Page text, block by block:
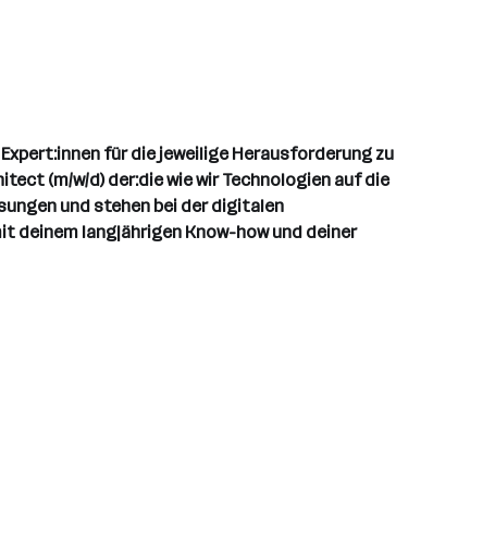
für die jeweilige Herausforderung zu
(m/w/d) der:die wie wir Technologien auf die
und stehen bei der digitalen
deinem langjährigen Know-how und deiner